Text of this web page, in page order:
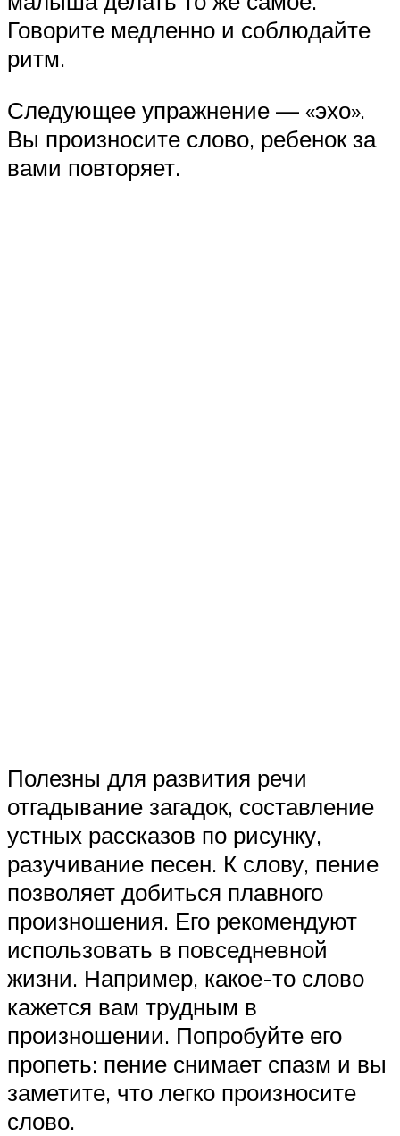
Говорите медленно и соблюдайте
ритм.
Следующее упражнение — «эхо».
Вы произносите слово, ребенок за
вами повторяет.
Полезны для развития речи
отгадывание загадок, составление
устных рассказов по рисунку,
разучивание песен. К слову, пение
позволяет добиться плавного
произношения. Его рекомендуют
использовать в повседневной
жизни. Например, какое-то слово
кажется вам трудным в
произношении. Попробуйте его
пропеть: пение снимает спазм и вы
заметите, что легко произносите
слово.